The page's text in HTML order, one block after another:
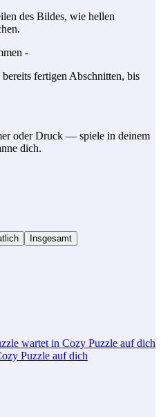
des Bildes, wie hellen
-
fertigen Abschnitten, bis
oder Druck — spiele in deinem
dich.
Insgesamt
Puzzle auf dich